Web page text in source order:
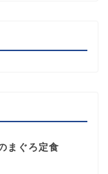
まぐろ定食